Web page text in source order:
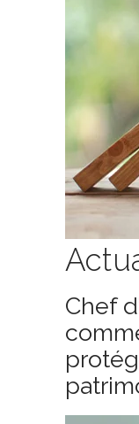
Chef